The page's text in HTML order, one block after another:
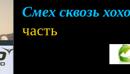
Смех сквозь
часть